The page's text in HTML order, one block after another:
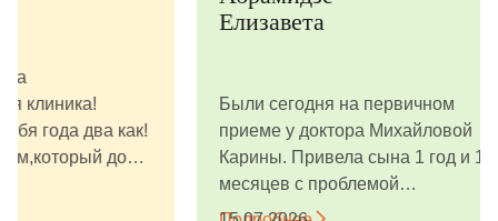
Были сегодня на первичном
приеме у доктора Михайловой
Карины. Привела сына 1 год и 11
отколовшегося зуба. Нас
который